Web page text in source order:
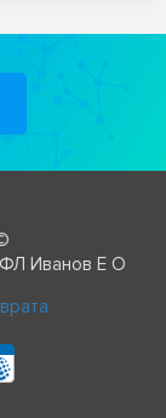
ФЛ Иванов Е О